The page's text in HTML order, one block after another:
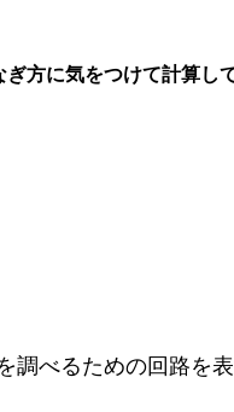
方に気をつけて計算し
べるための回路を